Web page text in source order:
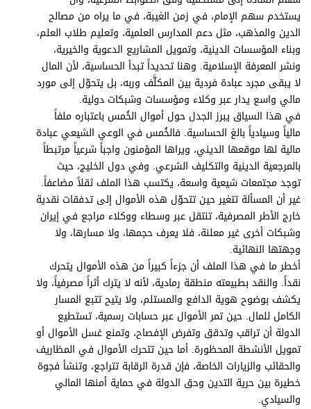
يستخدم سهم الإمام، في زمن الغيبة، في ما يراه من مصالح
الدين والمذهب، مثل دعم المدارس العلمية، وتعليم طلاب العلم،
وبناء المؤسسات الدينية، وتمويل المشاريع الدعوية والخيرية،
ونشر المعرفة الإسلامية. وهنا تحديداً تبدأ الحساسية، لأن المال
لا يبقى مجرد عبادة فردية بين المكلَّف وربه، بل يتحوّل إلى مورد
مالي واسع يدار عبر وكلاء ومؤسسات وشبكات دولية.
في هذا السياق يبرز الجدل حول أموال الخُمس باعتباره ملفاً
مالياً وسيادياً بالغ الحساسية. فالخُمس في الوعي الشيعي عبادة
مالية لها موقعها الديني، ويراها المؤمنون واجباً شرعياً مرتبطاً
بالمرجعية الدينية والتكليف الشرعي. وفي دول الخليج، حيث
توجد مجتمعات شيعية واسعة، يكتسب هذا الملف ثقلاً مضاعفاً.
غير أن المسألة تتغير حين تتحوّل هذه الأموال إلى تدفقات نقدية
خارج الأطر المصرفية، تنتقل عبر وسطاء ووكلاء مراجع في إيران
وشبكات أخرى غير معلنة، فلا يعرف حجمها، ولا مسارها، ولا
وجهتها النهائية.
أخطر ما في هذا الملف أن جزءاً كبيراً من هذه الأموال يتحرك
نقداً. والنقد بطبيعته منطقة رمادية، لأنه لا يترك أثراً مصرفياً، ولا
يكشف بوضوح هوية الدافع والمستلم، ولا يتيح تتبع المسار
الكامل للمال. حين تمر الأموال عبر حسابات رسمية، تستطيع
الدولة أن تراقب وتدقق وتفرض الإفصاح، وتمنع غسل الأموال أو
تمويل الأنشطة المحظورة. أما حين تتحرك الأموال في المظاريف
والحقائب والزيارات الخاصة، فإن قدرة الرقابة تتراجع، وتنشأ فجوة
خطيرة بين حرية التدين وحق الدولة في حماية أمنها المالي
والسيادي.